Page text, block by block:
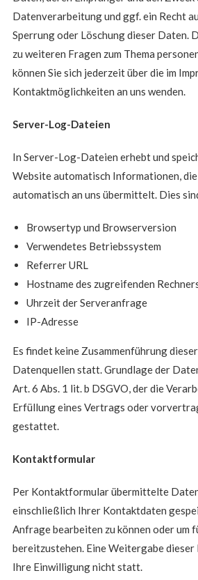
Datenverarbeitung und ggf. ein Recht
Sperrung oder Löschung dieser Daten.
zu weiteren Fragen zum Thema
können Sie sich jederzeit über die im
Kontaktmöglichkeiten an uns wenden.
Server-Log-Dateien
In Server-Log-Dateien erhebt und
Website automatisch Informationen,
automatisch an uns übermittelt. Dies
Browsertyp und Browserversion
Verwendetes Betriebssystem
Referrer URL
Hostname des zugreifenden
Uhrzeit der Serveranfrage
IP-Adresse
Es findet keine Zusammenführung
Datenquellen statt. Grundlage der
Art. 6 Abs. 1 lit. b DSGVO, der die
Erfüllung eines Vertrags oder
gestattet.
Kontaktformular
Per Kontaktformular übermittelte
einschließlich Ihrer Kontaktdaten
Anfrage bearbeiten zu können oder um
bereitzustehen. Eine Weitergabe
Ihre Einwilligung nicht statt.